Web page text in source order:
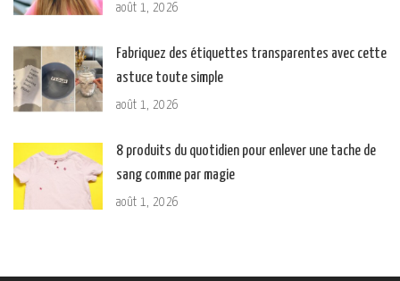
août 1, 2026
Fabriquez des étiquettes transparentes avec cette
astuce toute simple
août 1, 2026
8 produits du quotidien pour enlever une tache de
sang comme par magie
août 1, 2026